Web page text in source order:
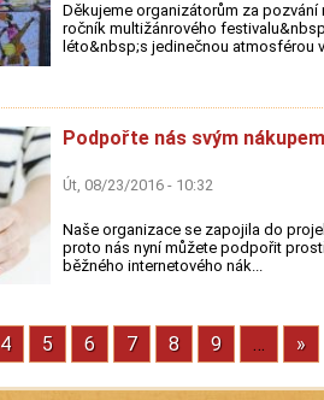
Děkujeme organizátorům za pozvání
ročník multižánrového
léto&nbsp;s jedinečnou atmosférou
Podpořte nás svým
Út, 08/23/2016 - 10:32
Naše organizace se zapojila do
proto nás nyní můžete podpořit
běžného internetového nák...
Stránka
4 Stránka
5 Stránka
6 Stránka
7 Stránka
8 Stránka
9 … »